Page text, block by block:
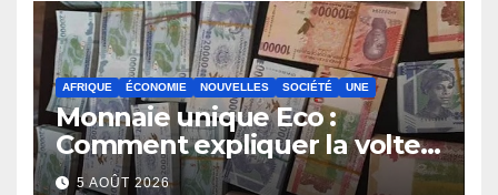
AFRIQUE ÉCONOMIE NOUVELLES SOCIÉTÉ UNE
Monnaie unique Eco :
Comment expliquer la volte-
face de la Guinée
5 AOÛT 2026